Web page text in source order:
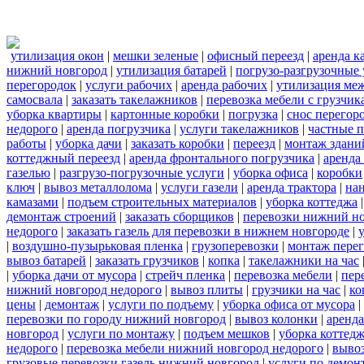
утилизация окон | мешки зеленые | офисный переезд | аренда
нижний новгород | утилизация батарей | погрузо-разгрузочные
перегородок | услуги рабочих | аренда рабочих | утилизация
самосвала | заказать такелажников | перевозка мебели с
уборка квартиры | картонные коробки | погрузка | снос
недорого | аренда погрузчика | услуги такелажников | частные
работы | уборка дачи | заказать коробки | переезд | монтаж
коттеджный переезд | аренда фронтального погрузчика |
газелью | разгрузо-погрузочные услуги | уборка офиса | коробки
ключ | вывоз металлолома | услуги газели | аренда трактора |
камазами | подъем строительных материалов | уборка коттеджа
демонтаж строений | заказать сборщиков | перевозки нижний
недорого | заказать газель для перевозки в нижнем новгороде |
| воздушно-пузырьковая пленка | грузоперевозки | монтаж
вывоз батарей | заказать грузчиков | копка | такелажники на час
| уборка дачи от мусора | стрейч пленка | перевозка мебели |
нижний новгород недорого | вывоз плиты | грузчики на час |
цены | демонтаж | услуги по подъему | уборка офиса от мусора |
перевозки по городу нижний новгород | вывоз колонки |
новгород | услуги по монтажу | подъем мешков | уборка
недорого | перевозка мебели нижний новгород недорого |